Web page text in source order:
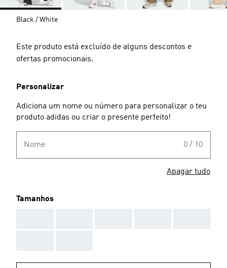
Black / White
Este produto está excluído de alguns descontos e
ofertas promocionais.
Personalizar
Adiciona um nome ou número para personalizar o teu
produto adidas ou criar o presente perfeito!
Nome 0 / 10
Apagar tudo
Tamanhos